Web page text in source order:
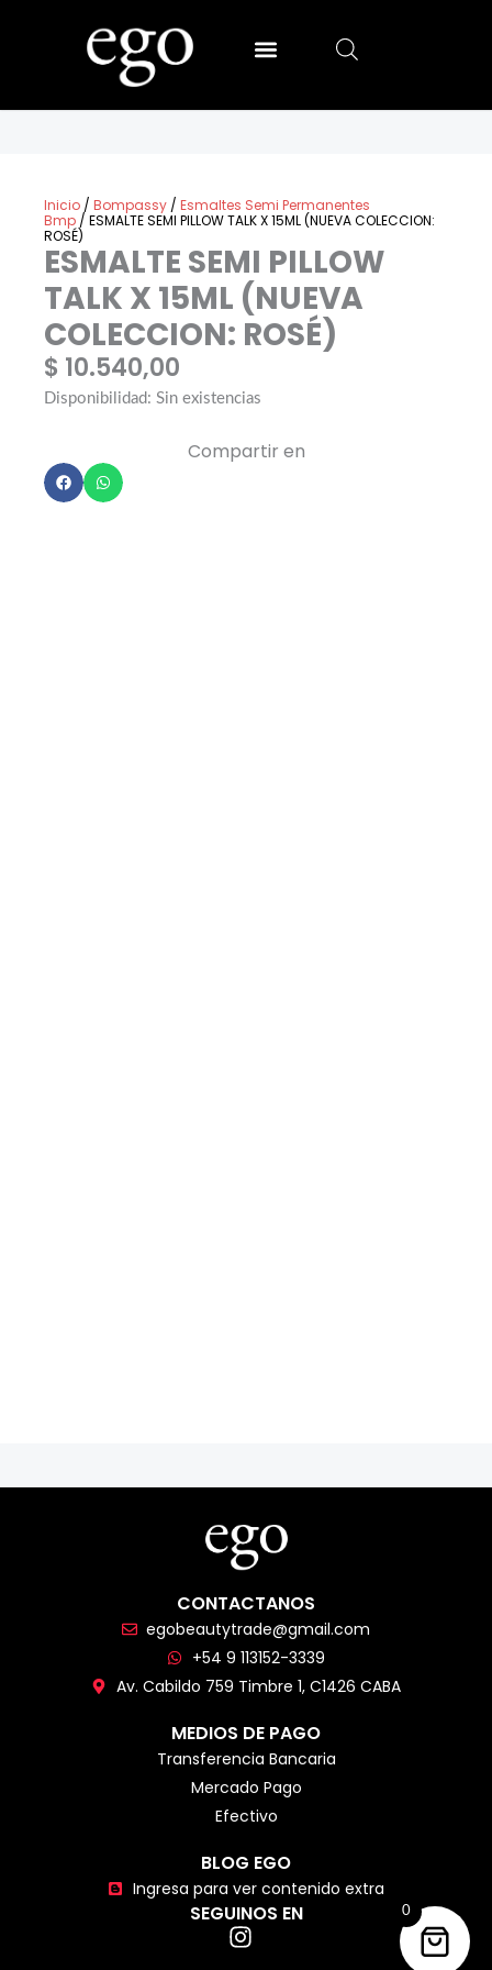
Inicio / Bompassy / Esmaltes Semi Permanentes
Bmp / ESMALTE SEMI PILLOW TALK X 15ML (NUEVA COLECCION:
ROSÉ)
ESMALTE SEMI PILLOW
TALK X 15ML (NUEVA
COLECCION: ROSÉ)
$ 10.540,00
Disponibilidad: Sin existencias
Compartir en
CONTACTANOS
egobeautytrade@gmail.com
+54 9 113152-3339
Av. Cabildo 759 Timbre 1, C1426 CABA
MEDIOS DE PAGO
Transferencia Bancaria
Mercado Pago
Efectivo
BLOG EGO
Ingresa para ver contenido extra
SEGUINOS EN 0